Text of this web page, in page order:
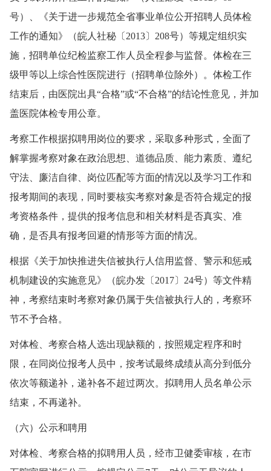
号）、《关于进一步规范全省事业单位公开招聘人员体检
工作的通知》（皖人社秘〔2013〕208号）等规定组织实
施，招聘单位纪检监察工作人员全程参与监督。体检在三
级甲等以上综合性医院进行（招聘单位除外）。体检工作
结束后，由医院出具“合格”或“不合格”的结论性意见，并加
盖医院体检专用公章。
考察工作根据拟聘用岗位的要求，采取多种形式，全面了
解掌握考察对象在政治思想、道德品质、能力素质、遵纪
守法、廉洁自律、岗位匹配等方面的情况以及学习工作和
报考期间的表现，同时要核实考察对象是否符合规定的报
考资格条件，提供的报考信息和相关材料是否真实、准
确，是否具有报考回避的情形等方面的情况。
根据《关于加快推进失信被执行人信用监督、警示和惩戒
机制建设的实施意见》（皖办发〔2017〕24号）等文件精
神，考察结束时考察对象仍属于失信被执行人的，考察环
节不予合格。
对体检、考察合格人选出现缺额的，按照规定程序和时
限，在同岗位报考人员中，按考试最终成绩从高分到低分
依次等额递补，递补各不超过两次。拟聘用人员名单公示
结束，不再递补。
（六）公示和聘用
对体检、考察合格的拟聘用人员，经市卫健委审核，在市